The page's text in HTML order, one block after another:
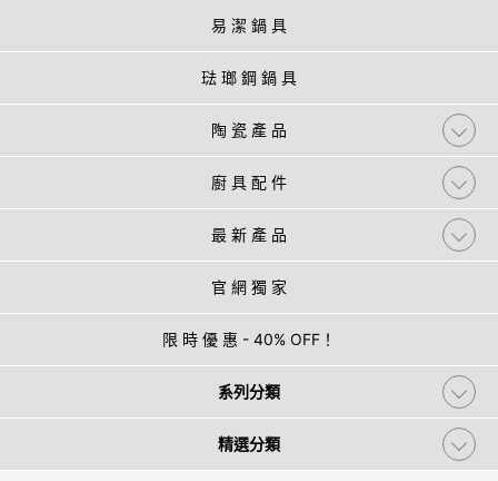
易 潔 鍋 具
琺 瑯 鋼 鍋 具
陶 瓷 產 品
廚 具 配 件
最 新 產 品
官 網 獨 家
限 時 優 惠 - 40% OFF！
系列分類
精選分類